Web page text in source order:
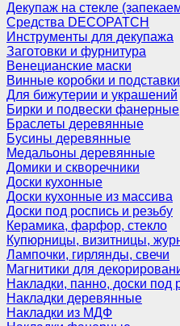
Декупаж на стекле
Средства DECOPATCH
Инструменты для декупажа
Заготовки и фурнитура
Венецианские маски
Винные коробки и подставки
Для бижутерии и украшений
Бирки и подвески
Браслеты деревянные
Бусины деревянные
Медальоны деревянные
Домики и скворечники
Доски кухонные
Доски кухонные из массива
Доски под роспись и резьбу
Керамика, фарфор, стекло
Купюрницы, визитницы,
Лампочки, гирлянды, свечи
Магнитики для
Накладки, панно, доски под
Накладки деревянные
Накладки из МДФ